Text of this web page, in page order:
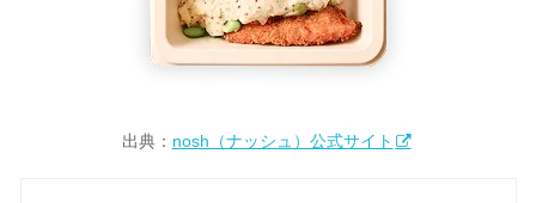
出典： nosh（ナッシュ）公式サイト